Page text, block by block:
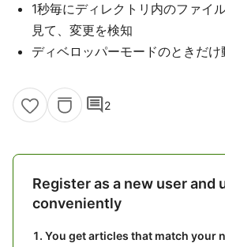
1秒毎にディレクトリ内のファイ
見て、変更を検知
ディベロッパーモードのときだけ
comment2
Register as a new user and
conveniently
You get articles that match your